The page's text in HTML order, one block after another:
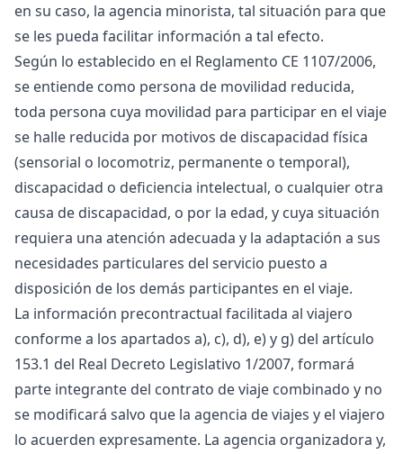
en su caso, la agencia minorista, tal situación para que
se les pueda facilitar información a tal efecto.
Según lo establecido en el Reglamento CE 1107/2006,
se entiende como persona de movilidad reducida,
toda persona cuya movilidad para participar en el viaje
se halle reducida por motivos de discapacidad física
(sensorial o locomotriz, permanente o temporal),
discapacidad o deficiencia intelectual, o cualquier otra
causa de discapacidad, o por la edad, y cuya situación
requiera una atención adecuada y la adaptación a sus
necesidades particulares del servicio puesto a
disposición de los demás participantes en el viaje.
La información precontractual facilitada al viajero
conforme a los apartados a), c), d), e) y g) del artículo
153.1 del Real Decreto Legislativo 1/2007, formará
parte integrante del contrato de viaje combinado y no
se modificará salvo que la agencia de viajes y el viajero
lo acuerden expresamente. La agencia organizadora y,